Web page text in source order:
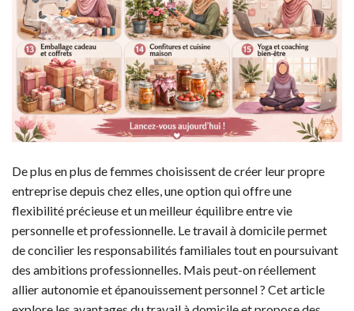
De plus en plus de femmes choisissent de créer leur propre
entreprise depuis chez elles, une option qui offre une
flexibilité précieuse et un meilleur équilibre entre vie
personnelle et professionnelle. Le travail à domicile permet
de concilier les responsabilités familiales tout en poursuivant
des ambitions professionnelles. Mais peut-on réellement
allier autonomie et épanouissement personnel ? Cet article